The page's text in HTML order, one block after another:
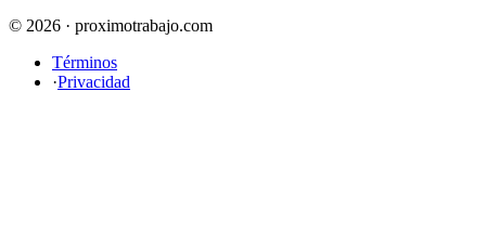
© 2026 · proximotrabajo.com
Términos
·Privacidad